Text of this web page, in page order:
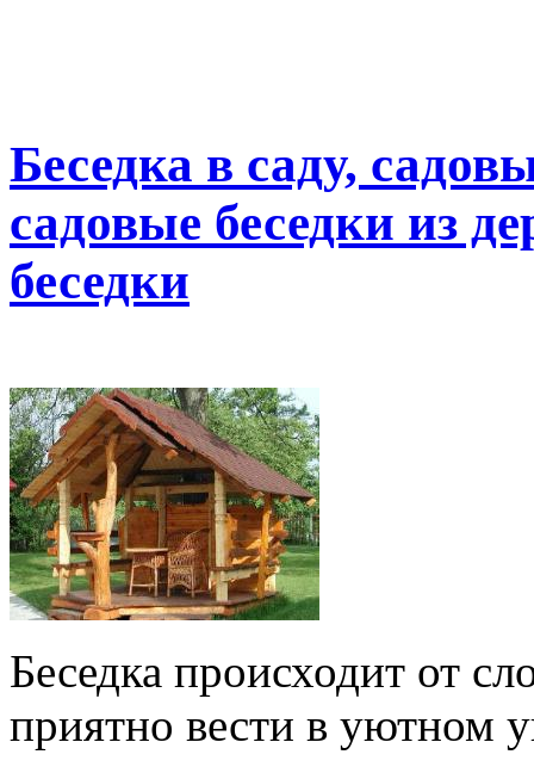
Беседка в саду,
садовые беседки из
беседки
Беседка происходит от
приятно вести в уютном